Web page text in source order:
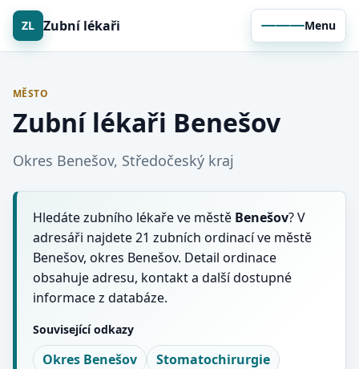
ZL Zubní lékaři Menu
MĚSTO
Zubní lékaři Benešov
Okres Benešov, Středočeský kraj
Hledáte zubního lékaře ve městě Benešov? V
adresáři najdete 21 zubních ordinací ve městě
Benešov, okres Benešov. Detail ordinace
obsahuje adresu, kontakt a další dostupné
informace z databáze.
Související odkazy
Okres Benešov
Stomatochirurgie